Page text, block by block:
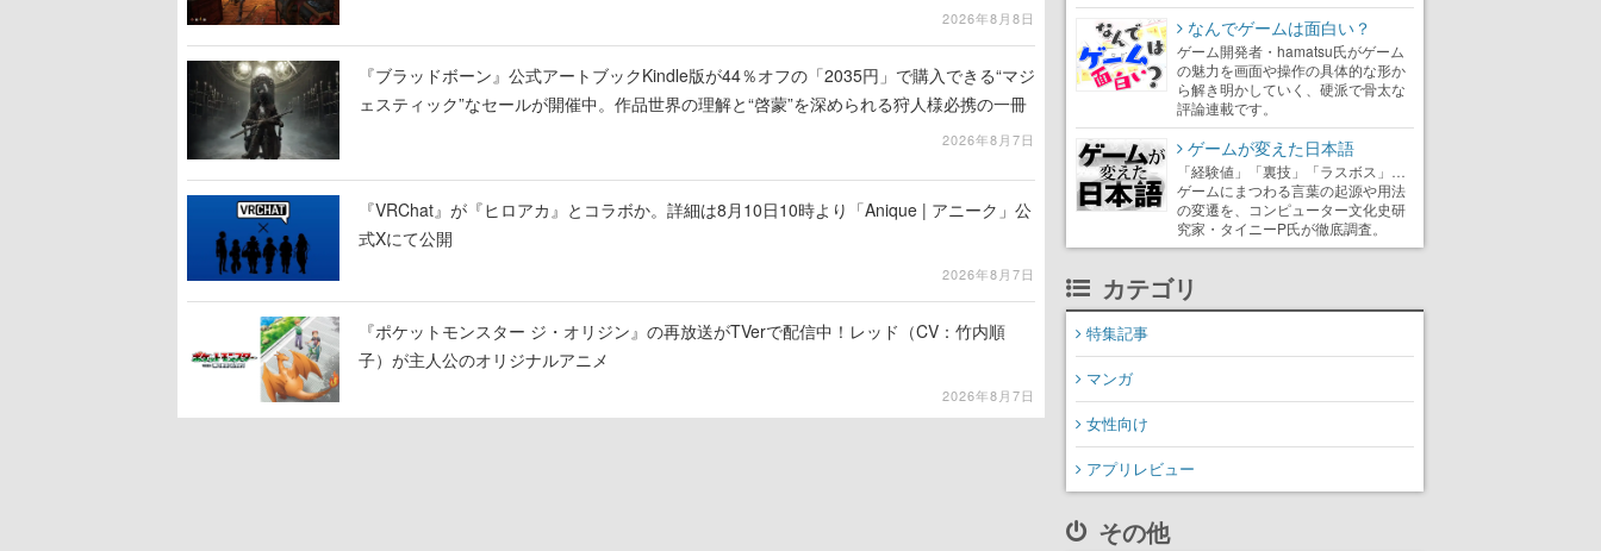
2026年8月8日
『ブラッドボーン』公式アートブックKindle版が44％オフの「2035円」で購入できる“マジ
ェスティック”なセールが開催中。作品世界の理解と“啓蒙”を深められる狩人様必携の一冊
2026年8月7日
『VRChat』が『ヒロアカ』とコラボか。詳細は8月10日10時より「Anique | アニーク」公
式Xにて公開
2026年8月7日
『ポケットモンスター ジ・オリジン』の再放送がTVerで配信中！レッド（CV：竹内順
子）が主人公のオリジナルアニメ
2026年8月7日
なんでゲームは面白い？
ゲーム開発者・hamatsu氏がゲーム
の魅力を画面や操作の具体的な形か
ら解き明かしていく、硬派で骨太な
評論連載です。
ゲームが変えた日本語
「経験値」「裏技」「ラスボス」…
ゲームにまつわる言葉の起源や用法
の変遷を、コンピューター文化史研
究家・タイニーP氏が徹底調査。
カテゴリ
特集記事
マンガ
女性向け
アプリレビュー
その他